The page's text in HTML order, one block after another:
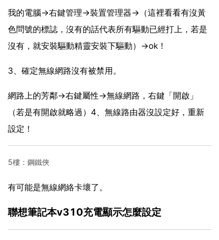
我的電腦→右鍵管理→裝置管理器→（這裡看看有沒黃
色問號的標誌，沒有的話代表所有驅動已經打上，若是
沒有，就安裝驅動精靈安裝下驅動）→ok！
3、確定無線網路沒有被禁用。
網路上的芳鄰→右鍵屬性→無線網路，右鍵「開啟」
（若是有開啟就略過）4、無線路由器沒設定好，重新
設定！
5樓：鋼鐵俠
有可能是無線網絡卡壞了。
聯想筆記本v310充電顯示怎麼設定